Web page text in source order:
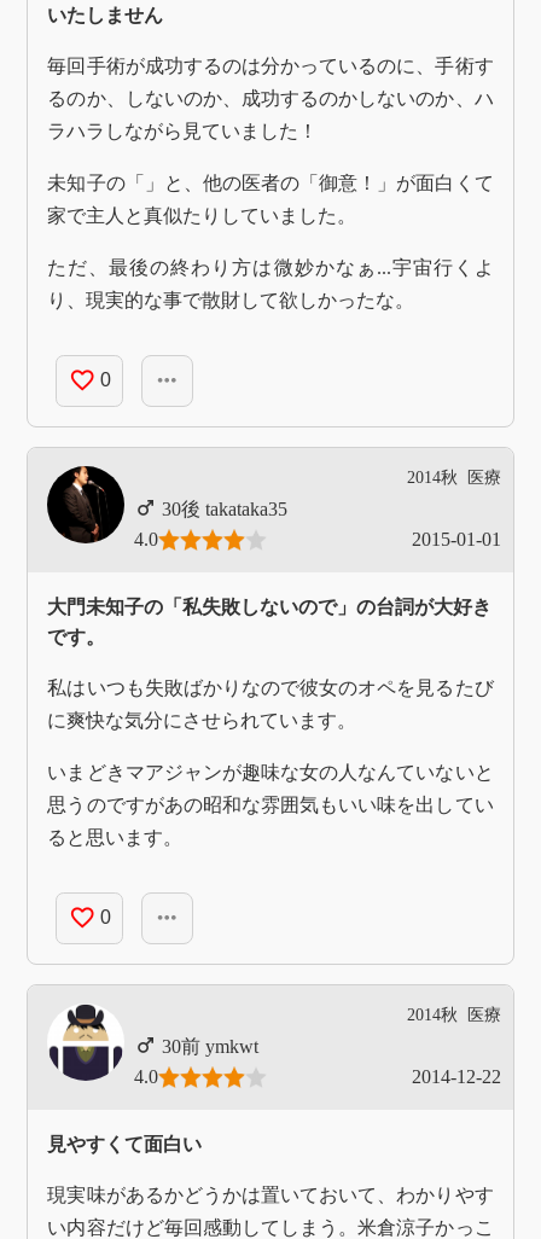
いたしません
毎回手術が成功するのは分かっているのに、手術す
るのか、しないのか、成功するのかしないのか、ハ
ラハラしながら見ていました！
未知子の「」と、他の医者の「御意！」が面白くて
家で主人と真似たりしていました。
ただ、最後の終わり方は微妙かなぁ...宇宙行くよ
り、現実的な事で散財して欲しかったな。
favorite_border 0 more_horiz
2014秋 医療
takataka35
4.0
2015-01-01
大門未知子の「私失敗しないので」の台詞が大好き
です。
私はいつも失敗ばかりなので彼女のオペを見るたび
に爽快な気分にさせられています。
いまどきマアジャンが趣味な女の人なんていないと
思うのですがあの昭和な雰囲気もいい味を出してい
ると思います。
favorite_border 0 more_horiz
2014秋 医療
ymkwt
4.0
2014-12-22
見やすくて面白い
現実味があるかどうかは置いておいて、わかりやす
い内容だけど毎回感動してしまう。米倉涼子かっこ